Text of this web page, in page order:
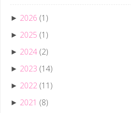
► 2026 (1)
► 2025 (1)
► 2024 (2)
► 2023 (14)
► 2022 (11)
► 2021 (8)